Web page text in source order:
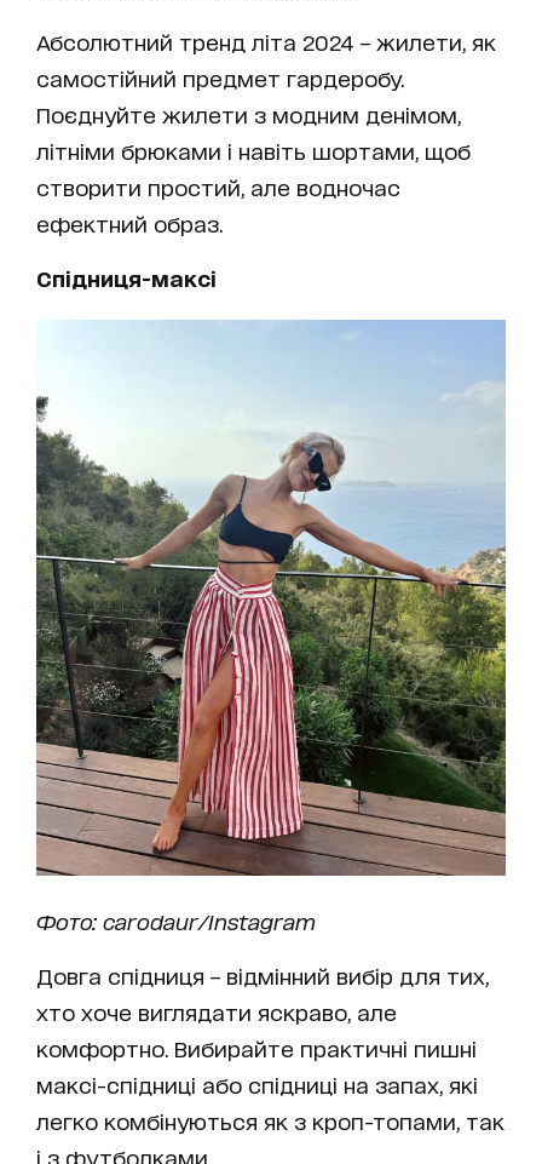
Абсолютний тренд літа 2024 – жилети, як
самостійний предмет гардеробу.
Поєднуйте жилети з модним денімом,
літніми брюками і навіть шортами, щоб
створити простий, але водночас
ефектний образ.
Спідниця-максі
Фото: carodaur/Instagram
Довга спідниця – відмінний вибір для тих,
хто хоче виглядати яскраво, але
комфортно. Вибирайте практичні пишні
максі-спідниці або спідниці на запах, які
легко комбінуються як з кроп-топами, так
і з футболками.